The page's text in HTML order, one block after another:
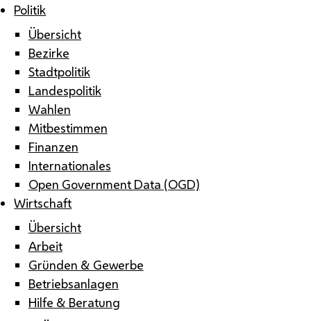
Politik
Übersicht
Bezirke
Stadtpolitik
Landespolitik
Wahlen
Mitbestimmen
Finanzen
Internationales
Open Government Data (OGD)
Wirtschaft
Übersicht
Arbeit
Gründen & Gewerbe
Betriebsanlagen
Hilfe & Beratung